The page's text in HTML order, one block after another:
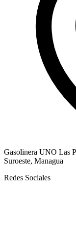
Gasolinera UNO Las
Suroeste, Managua
Redes Sociales